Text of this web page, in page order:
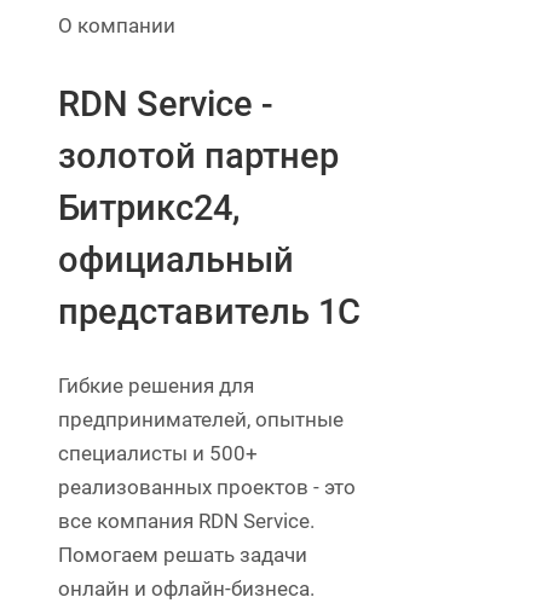
О компании
RDN Service -
золотой партнер
Битрикс24,
официальный
представитель 1С
Гибкие решения для
предпринимателей, опытные
специалисты и 500+
реализованных проектов - это
все компания RDN Service.
Помогаем решать задачи
онлайн и офлайн-бизнеса.